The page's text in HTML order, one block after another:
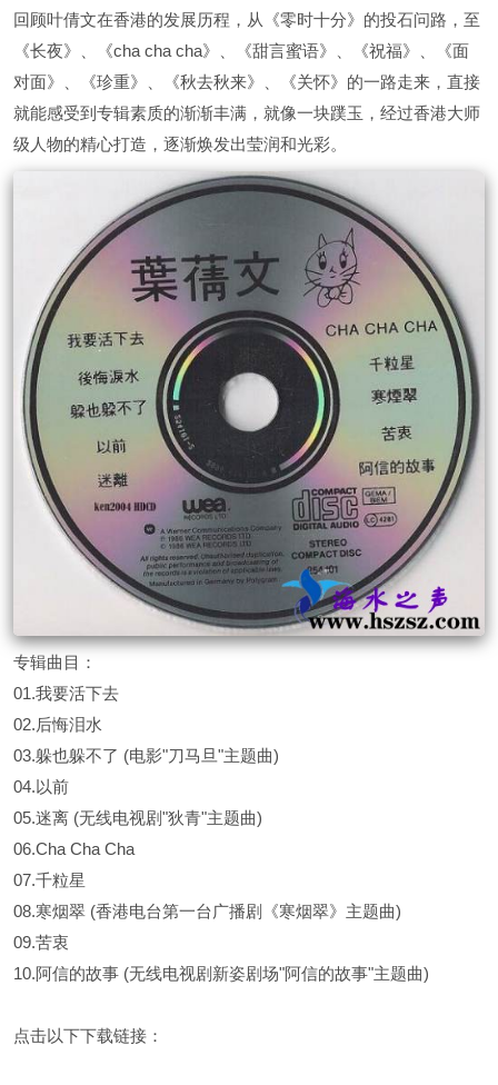
回顾叶倩文在香港的发展历程，从《零时十分》的投石问路，至
《长夜》、《cha cha cha》、《甜言蜜语》、《祝福》、《面
对面》、《珍重》、《秋去秋来》、《关怀》的一路走来，直接
就能感受到专辑素质的渐渐丰满，就像一块蹼玉，经过香港大师
级人物的精心打造，逐渐焕发出莹润和光彩。
专辑曲目：
01.我要活下去
02.后悔泪水
03.躲也躲不了 (电影"刀马旦"主题曲)
04.以前
05.迷离 (无线电视剧"狄青"主题曲)
06.Cha Cha Cha
07.千粒星
08.寒烟翠 (香港电台第一台广播剧《寒烟翠》主题曲)
09.苦衷
10.阿信的故事 (无线电视剧新姿剧场"阿信的故事"主题曲)
点击以下下载链接：